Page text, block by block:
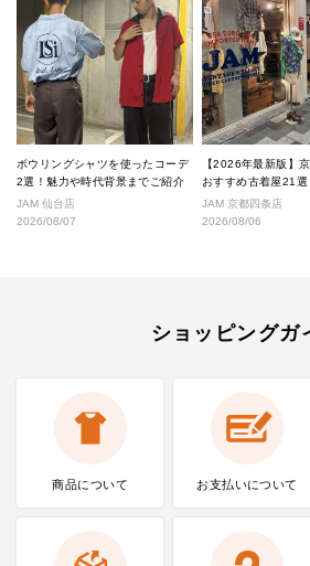
ボウリングシャツを使ったコーデ
2選！魅力や時代背景までご紹介
JAM 仙台店
2026/08/07
【2026年最新版】
おすすめ古着屋21選
好な絶対行くべきシ
JAM 京都四条店
2026/08/06
ショッピングガ
商品について お支払いについて